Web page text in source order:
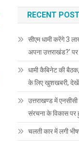
RECENT
सीएम धामी करेंगे 3
अपना उत्तराखंड?’
धामी कैबिनेट की बैठक,
के लिए खुशखबरी, देखें
उत्तराखण्ड में
संरचना के विकास पर
चलती कार में लगी